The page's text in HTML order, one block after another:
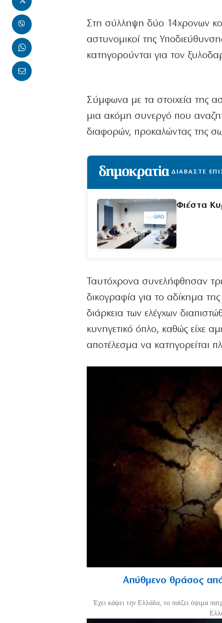
Στη σύλληψη δύο 14χρονων
αστυνομικοί της
κατηγορούνται για τον
Σύμφωνα με τα στοιχεία της
μια ακόμη συνεργό που
διαφορών, προκαλώντας της
ΔΙΑΒΑΣΤΕ
Φιέστα
Ταυτόχρονα συνελήφθησαν
δικογραφία για το αδίκημα
διάρκεια των ελέγχων
κυνηγετικό όπλο, καθώς είχε
αποτέλεσμα να κατηγορείται
Απύθμενο θράσος
Έχει κάψει την Ελλάδα, το παίζει όψιμα